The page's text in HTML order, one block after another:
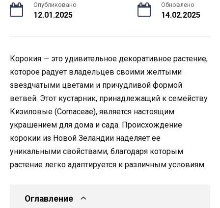
Опубликовано
12.01.2025
Обновлено
14.02.2025
Корокия — это удивительное декоративное растение,
которое радует владельцев своими желтыми
звездчатыми цветами и причудливой формой
ветвей. Этот кустарник, принадлежащий к семейству
Кизиловые (Cornaceae), является настоящим
украшением для дома и сада. Происхождение
корокии из Новой Зеландии наделяет ее
уникальными свойствами, благодаря которым
растение легко адаптируется к различным условиям.
Оглавление